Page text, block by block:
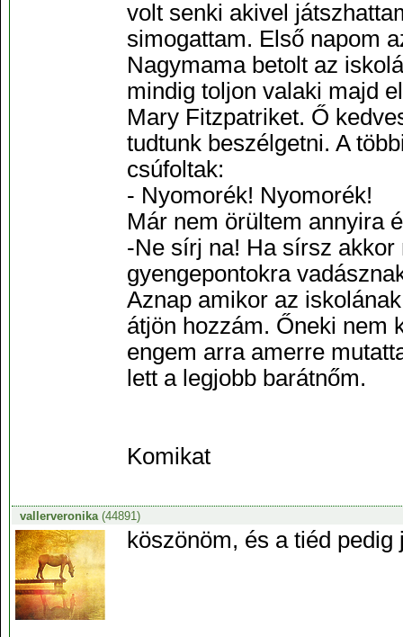
volt senki akivel
simogattam. Első napom
Nagymama betolt az
mindig toljon valaki majd
Mary Fitzpatriket. Ő
tudtunk beszélgetni. A
csúfoltak:
- Nyomorék! Nyomorék!
Már nem örültem annyira
-Ne sírj na! Ha sírsz
gyengepontokra
Aznap amikor az
átjön hozzám. Őneki nem
engem arra amerre
lett a legjobb barátnőm.
Komikat
vallerveronika(44891)
köszönöm, és a tiéd